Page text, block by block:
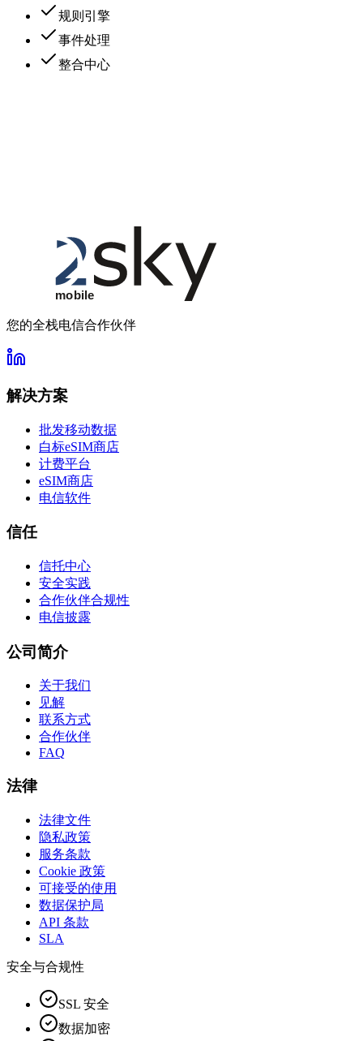
规则引擎
事件处理
整合中心
您的全栈电信合作伙伴
解决方案
批发移动数据
白标eSIM商店
计费平台
eSIM商店
电信软件
信任
信托中心
安全实践
合作伙伴合规性
电信披露
公司简介
关于我们
见解
联系方式
合作伙伴
FAQ
法律
法律文件
隐私政策
服务条款
Cookie 政策
可接受的使用
数据保护局
API 条款
SLA
安全与合规性
SSL 安全
数据加密